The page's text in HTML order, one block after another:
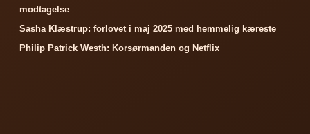
modtagelse
Sasha Klæstrup: forlovet i maj 2025 med hemmelig kæreste
Philip Patrick Westh: Korsørmanden og Netflix